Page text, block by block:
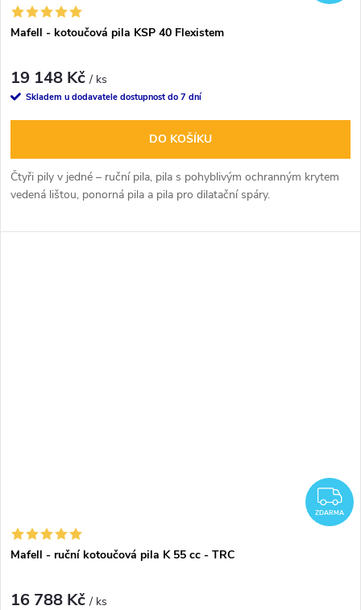
Mafell - kotoučová pila KSP 40 Flexistem
19 148 Kč/ ks
Skladem u dodavatele dostupnost do 7 dní
DO KOŠÍKU
Čtyři pily v jedné – ruční pila, pila s pohyblivým ochranným krytem
vedená lištou, ponorná pila a pila pro dilatační spáry.
ZDARMA
Mafell - ruční kotoučová pila K 55 cc - TRC
16 788 Kč/ ks